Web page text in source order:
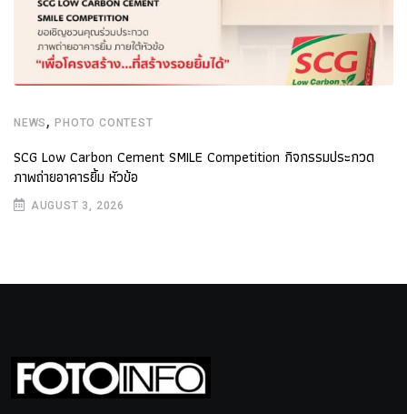
NEWS ,PHOTO CONTEST
SCG Low Carbon Cement SMILE Competition กิจกรรมประกวด
ภาพถ่ายอาคารยิ้ม หัวข้อ
AUGUST 3, 2026